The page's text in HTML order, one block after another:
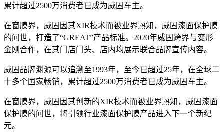
累计超过2500万消费者已成为威固车主。
在窗膜界，威固因其XIR技术而被业界熟知，威固漆面保护膜
的问世，打造了“GREAT”产品标准。2020年威固跨界与变形
金刚合作，在其门店门头、店内均展示联合品牌宣传内容。
威固品牌渊源可以追溯至1993年，至今已超过25年，在全球二
十多个国家畅销，累计超过2500万消费者已成为威固车主。
在窗膜界，威固因其创新的XIR技术而被业界熟知，威固漆面
保护膜的问世，将引领行业漆面保护膜产品进入下一个新纪
元。